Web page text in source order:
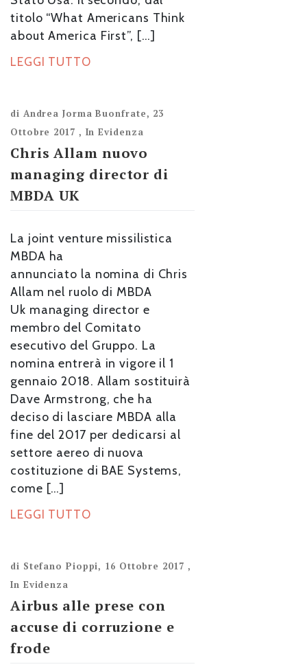
titolo “What Americans Think
about America First”, […]
LEGGI TUTTO
di Andrea Jorma Buonfrate, 23
Ottobre 2017 , In Evidenza
Chris Allam nuovo
managing director di
MBDA UK
La joint venture missilistica
MBDA ha
annunciato la nomina di Chris
Allam nel ruolo di MBDA
Uk managing director e
membro del Comitato
esecutivo del Gruppo. La
nomina entrerà in vigore il 1
gennaio 2018. Allam sostituirà
Dave Armstrong, che ha
deciso di lasciare MBDA alla
fine del 2017 per dedicarsi al
settore aereo di nuova
costituzione di BAE Systems,
come […]
LEGGI TUTTO
di Stefano Pioppi, 16 Ottobre 2017 ,
In Evidenza
Airbus alle prese con
accuse di corruzione e
frode